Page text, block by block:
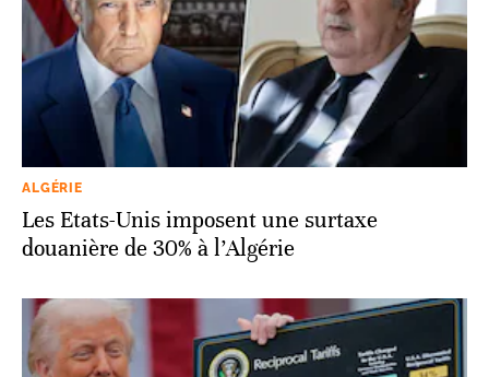
ALGÉRIE
Les Etats-Unis imposent une surtaxe
douanière de 30% à l’Algérie